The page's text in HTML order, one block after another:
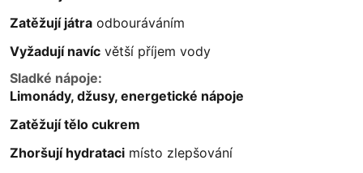
Zatěžují játra odbouráváním
Vyžadují navíc větší příjem vody
Sladké nápoje:
Limonády, džusy, energetické nápoje
Zatěžují tělo cukrem
Zhoršují hydrataci místo zlepšování